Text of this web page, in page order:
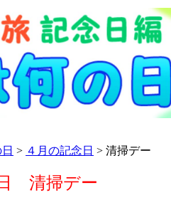
> ４月の記念日 > 清掃デー
清掃デー